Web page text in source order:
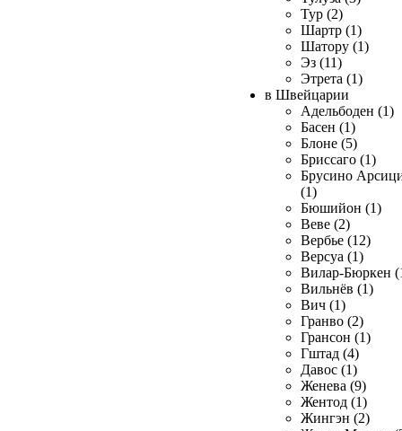
Тур (2)
Шартр (1)
Шатору (1)
Эз (11)
Этрета (1)
в Швейцарии
Адельбоден (1)
Басен (1)
Блоне (5)
Бриссаго (1)
Брусино
(1)
Бюшийон (1)
Веве (2)
Вербье (12)
Версуа (1)
Вилар-Бюркен
Вильнёв (1)
Вич (1)
Гранво (2)
Грансон (1)
Гштад (4)
Давос (1)
Женева (9)
Жентод (1)
Жингэн (2)